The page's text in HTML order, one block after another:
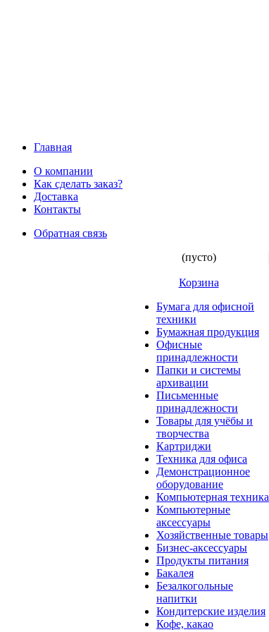
Главная
О компании
Как сделать заказ?
Доставка
Контакты
Обратная связь
(пусто)
Корзина
Бумага для офисной
техники
Бумажная продукция
Офисные
принадлежности
Папки и системы
архивации
Письменные
принадлежности
Товары для учёбы и
творчества
Картриджи
Техника для офиса
Демонстрационное
оборудование
Компьютерная техника
Компьютерные
аксессуары
Хозяйственные товары
Бизнес-аксессуары
Продукты питания
Бакалея
Безалкогольные
напитки
Кондитерские изделия
Кофе, какао